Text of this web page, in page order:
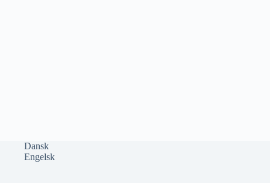
Dansk
Engelsk